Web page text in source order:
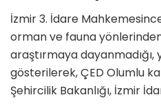
İzmir 3. İdare
orman ve fauna
araştırmaya
gösterilerek, ÇED Olumlu
Şehircilik Bakanlığı, İzmir